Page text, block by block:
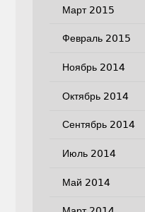
Март 2015
Февраль 2015
Ноябрь 2014
Октябрь 2014
Сентябрь 2014
Июль 2014
Май 2014